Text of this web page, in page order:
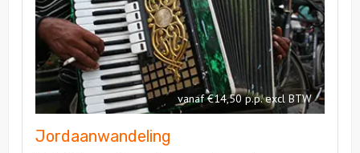
vanaf €14,50 p.p. excl BTW
Jordaanwandeling